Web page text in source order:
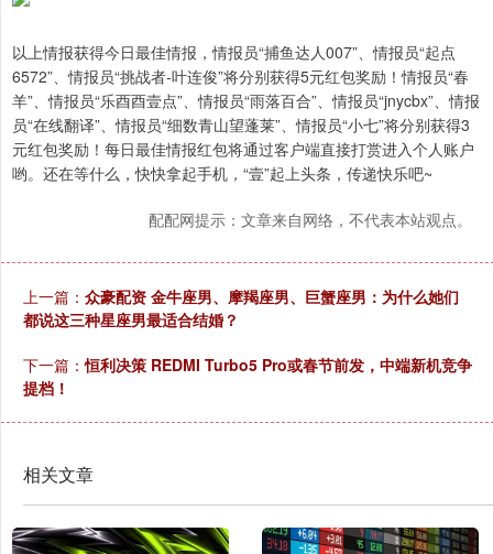
以上情报获得今日最佳情报，情报员“捕鱼达人007”、情报员“起点
6572”、情报员“挑战者-叶连俊”将分别获得5元红包奖励！情报员“春
羊”、情报员“乐酉酉壹点”、情报员“雨落百合”、情报员“jnycbx”、情报
员“在线翻译”、情报员“细数青山望蓬莱”、情报员“小七”将分别获得3
元红包奖励！每日最佳情报红包将通过客户端直接打赏进入个人账户
哟。还在等什么，快快拿起手机，“壹”起上头条，传递快乐吧~
配配网提示：文章来自网络，不代表本站观点。
上一篇： 众豪配资 金牛座男、摩羯座男、巨蟹座男：为什么她们
都说这三种星座男最适合结婚？
下一篇：恒利决策 REDMI Turbo5 Pro或春节前发，中端新机竞争
提档！
相关文章